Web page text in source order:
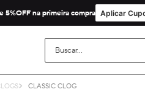
Cupom de Primeira Compra não é
5%OFF na primeira compra Aplicar
Buscar...
CLASSIC CLOG